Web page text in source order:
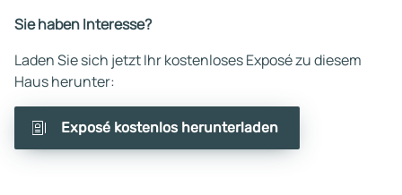
Sie haben Interesse?
Laden Sie sich jetzt Ihr kostenloses Exposé zu diesem
Haus herunter:
Exposé kostenlos herunterladen